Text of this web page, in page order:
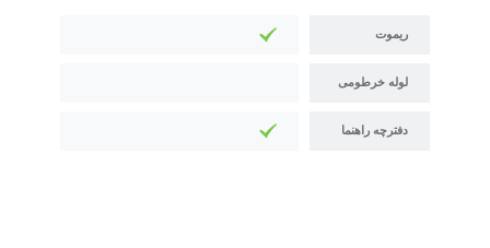
ریموت
لوله خرطومی
دفترچه راهنما